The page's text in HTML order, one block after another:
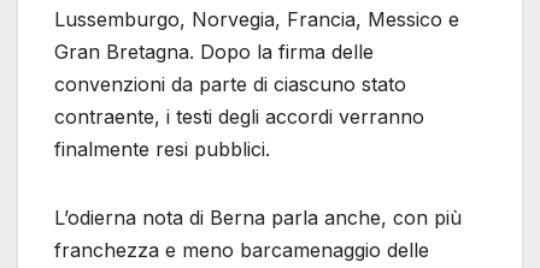
Lussemburgo, Norvegia, Francia, Messico e
Gran Bretagna. Dopo la firma delle
convenzioni da parte di ciascuno stato
contraente, i testi degli accordi verranno
finalmente resi pubblici.
L’odierna nota di Berna parla anche, con più
franchezza e meno barcamenaggio delle